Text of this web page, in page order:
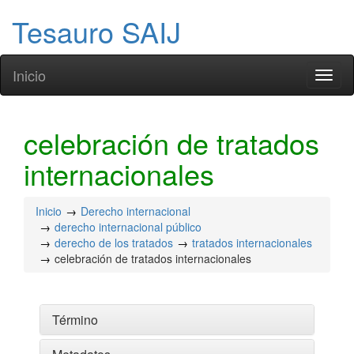
Tesauro SAIJ
Inicio
celebración de tratados
internacionales
Inicio
Derecho internacional
derecho internacional público
derecho de los tratados
tratados internacionales
celebración de tratados internacionales
Término